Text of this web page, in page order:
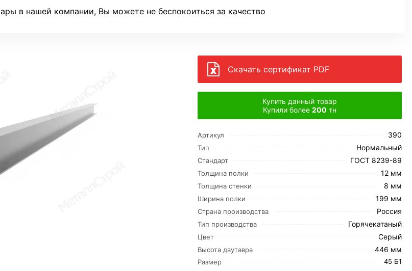
в нашей компании, Вы можете не беспокоиться за качество
Скачать сертификат PDF
Купить данный товар
Купили более 200 тн
Артикул 390
Тип Нормальный
Стандарт ГОСТ 8239-89
Толщина полки 12 мм
Толщина стенки 8 мм
Ширина полки 199 мм
Страна производства Россия
Тип производства Горячекатаный
Цвет Серый
Высота двутавра 446 мм
Размер
45 Б1